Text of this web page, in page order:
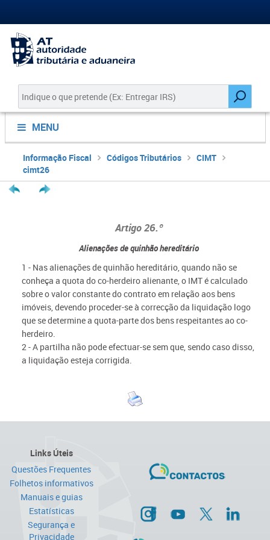
MENU
Informação Fiscal Códigos Tributários
CIMT
cimt26
Artigo 26.º
Alienações de quinhão hereditário
1 - Nas alienações de quinhão hereditário, quando não se
conheça a quota do co-herdeiro alienante, o IMT é calculado
sobre o valor constante do contrato em relação aos bens
imóveis, devendo proceder-se à correcção da liquidação logo
que se determine a quota-parte dos bens respeitantes ao co-
herdeiro.
2 - A partilha não pode efectuar-se sem que, sendo caso disso,
a liquidação esteja corrigida.
Links Úteis
Questões Frequentes
Folhetos informativos
Manuais e guias
Estatísticas
Segurança e
Privacidade